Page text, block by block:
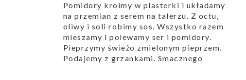
Pomidory kroimy w plasterki i układamy
na przemian z serem na talerzu. Z octu,
oliwy i soli robimy sos. Wszystko razem
mieszamy i polewamy ser i pomidory.
Pieprzymy świeżo zmielonym pieprzem.
Podajemy z grzankami. Smacznego